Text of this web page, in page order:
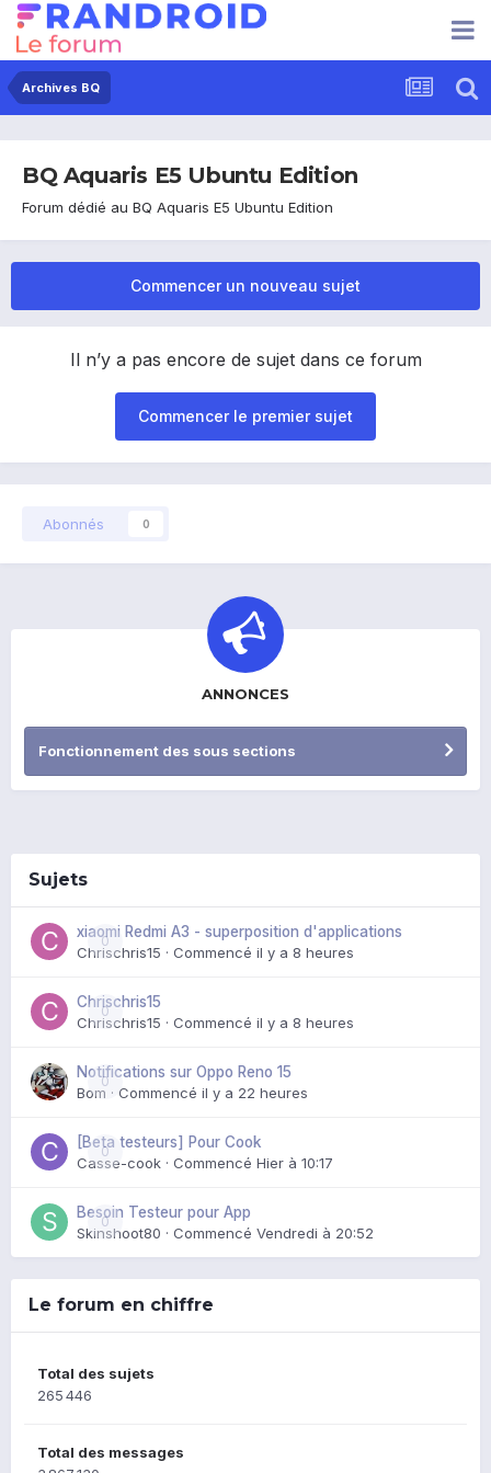
Archives BQ
BQ Aquaris E5 Ubuntu Edition
Forum dédié au BQ Aquaris E5 Ubuntu Edition
Commencer un nouveau sujet
Il n’y a pas encore de sujet dans ce forum
Commencer le premier sujet
Abonnés 0
ANNONCES
Fonctionnement des sous sections
Sujets
0
xiaomi Redmi A3 - superposition d'applications
Chrischris15 · Commencé il y a 8 heures
0
Chrischris15
Chrischris15 · Commencé il y a 8 heures
0
Notifications sur Oppo Reno 15
Bom · Commencé il y a 22 heures
0
[Beta testeurs] Pour Cook
Casse-cook · Commencé Hier à 10:17
0
Besoin Testeur pour App
Skinshoot80 · Commencé Vendredi à 20:52
Le forum en chiffre
Total des sujets
265 446
Total des messages